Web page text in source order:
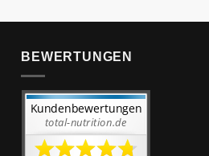
BEWERTUNGEN